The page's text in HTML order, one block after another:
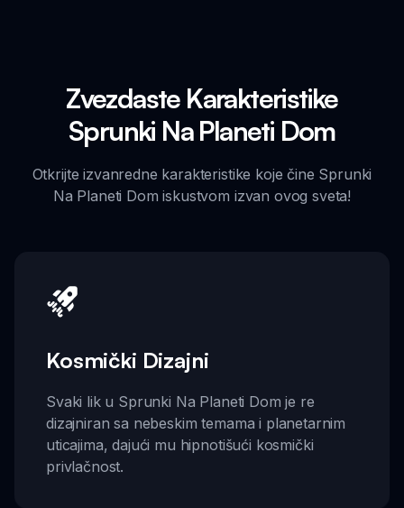
Zvezdaste Karakteristike
Sprunki Na Planeti Dom
Otkrijte izvanredne karakteristike koje čine Sprunki
Na Planeti Dom iskustvom izvan ovog sveta!
Kosmički Dizajni
Svaki lik u Sprunki Na Planeti Dom je re
dizajniran sa nebeskim temama i planetarnim
uticajima, dajući mu hipnotišući kosmički
privlačnost.